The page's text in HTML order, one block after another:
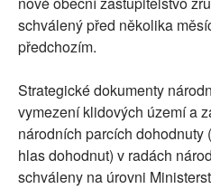
schválený před několika
předchozím.
Strategické dokumenty
vymezení klidových území a
národních parcích
hlas dohodnut) v radách
schváleny na úrovni